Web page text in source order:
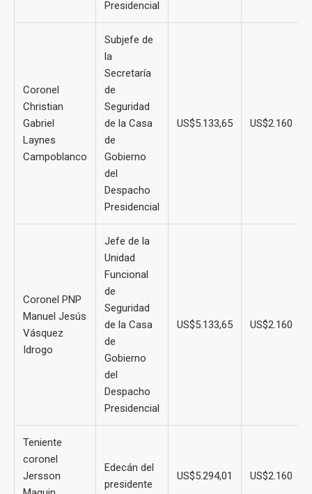
Presidencial
Coronel
Christian
Gabriel
Laynes
Campoblanco
Subjefe de
la
Secretaría
de
Seguridad
de la Casa
de
Gobierno
del
Despacho
Presidencial
US$5.133,65 US$2.160
Coronel PNP
Manuel Jesús
Vásquez
Idrogo
Jefe de la
Unidad
Funcional
de
Seguridad
de la Casa
de
Gobierno
del
Despacho
Presidencial
US$5.133,65 US$2.160
Teniente
coronel
Jersson
Edecán del
presidente
US$5.294,01 US$2.160